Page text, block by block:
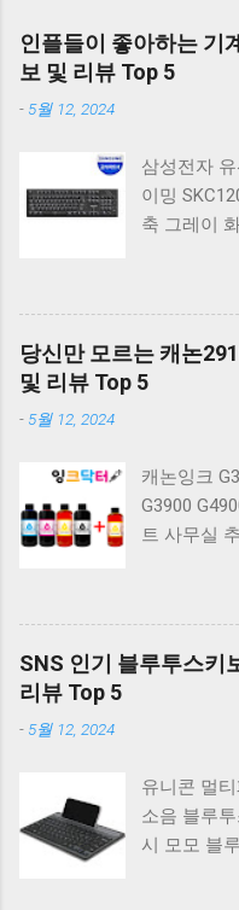
인플들이 좋아하는 기
보 및 리뷰 Top 5
- 5월 12, 2024
삼성전자
이밍
축 그레이
랙 K560
밍 유선키
키보드
계식 키보
베이지
RGB 게이
일반형. 체리
COX 기계
CK01 TKL
하실 때, 추
정이 많이
상품을 고
니다. 다양
당신만 모르는 캐논
및 리뷰 Top 5
- 5월 12, 2024
캐논잉크
G3900
트 사무실
논 PIXMA
러 잉크젯
캐논 G시리
G1900
G4902
500ml 4색
G2910 정
SNS 인기 블루투스키
리뷰 Top 5
- 5월 12, 2024
유니콘 멀
소음 블루
시 모모 블
K380S. 로